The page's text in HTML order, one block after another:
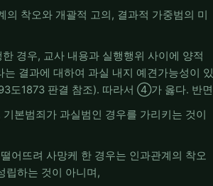
착오와 개괄적 고의, 결과적 가중범의 미
경우, 교사 내용과 실행행위 사이에 양적
결과에 대하여 과실 내지 예견가능성이 있
도1873 판결 참조). 따라서 ④가 옳다. 반면
본범죄가 과실범인 경우를 가리키는 것이
어뜨려 사망케 한 경우는 인과관계의 착오
립하는 것이 아니며,